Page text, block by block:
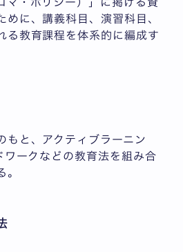
めに、講義科目、演習科目、
る教育課程を体系的に編成す
もと、アクティブラーニン
ワークなどの教育法を組み合
。